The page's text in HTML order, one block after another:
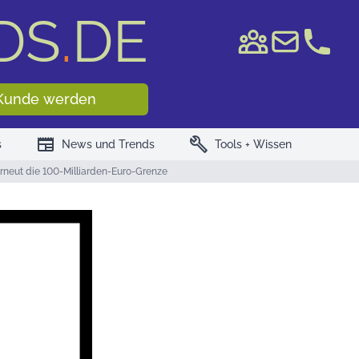
.DE
WKN/ISIN
werden
newspaper News und Trends build Tools + Wissen
die 100-Milliarden-Euro-Grenze